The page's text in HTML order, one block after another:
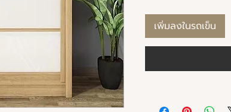
เพิ่มลงในรถเข็น